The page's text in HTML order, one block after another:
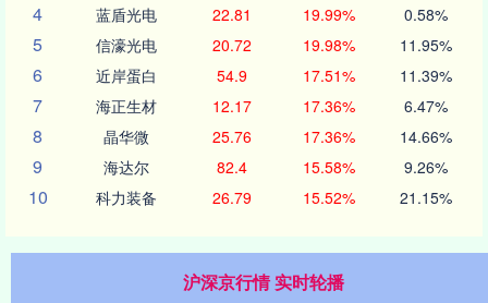
4 蓝盾光电 22.81 19.99% 0.58%
5 信濠光电 20.72 19.98% 11.95%
6 近岸蛋白 54.9 17.51% 11.39%
7 海正生材 12.17 17.36% 6.47%
8 晶华微 25.76 17.36% 14.66%
9 海达尔 82.4 15.58% 9.26%
10 科力装备 26.79 15.52% 21.15%
沪深京行情 实时轮播